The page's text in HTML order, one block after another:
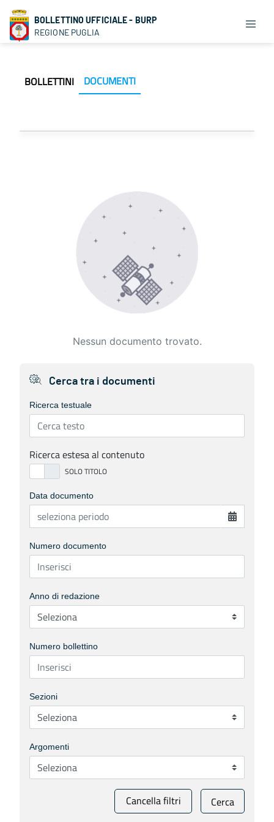
BOLLETTINO UFFICIALE - BURP
REGIONE PUGLIA
BOLLETTINI DOCUMENTI
Nessun documento trovato.
Cerca tra i documenti
Ricerca testuale
Ricerca estesa al contenuto
Data documento
Numero documento
Anno di redazione
Numero bollettino
Sezioni
Argomenti
Cancella filtri Cerca